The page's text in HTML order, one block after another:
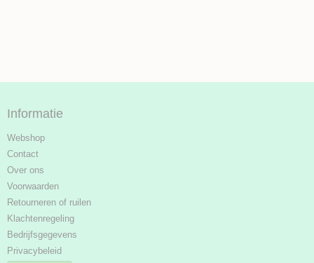
Informatie
Webshop
Contact
Over ons
Voorwaarden
Retourneren of ruilen
Klachtenregeling
Bedrijfsgegevens
Privacybeleid